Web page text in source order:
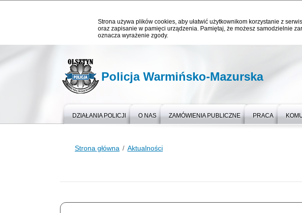
Strona używa plików cookies, aby ułatwić użytkownikom korzystanie z
oraz zapisanie w pamięci urządzenia. Pamiętaj, że możesz samodzielnie
oznacza wyrażenie zgody.
Policja Warmińsko-Mazurska
DZIAŁANIA POLICJI O NAS ZAMÓWIENIA PUBLICZNE PRACA
Strona główna Aktualności